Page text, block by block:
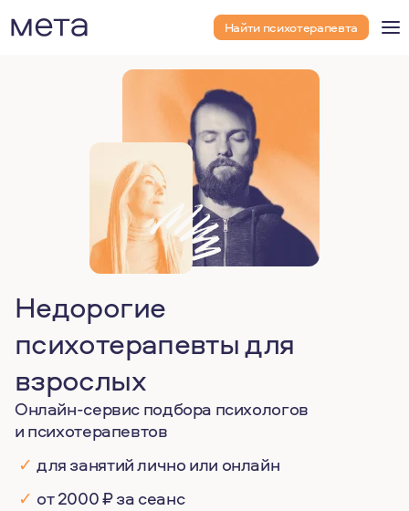
Найти психотерапевта
Недорогие
психотерапевты для
взрослых
Онлайн-сервис подбора психологов
и психотерапевтов
✓ для занятий лично или онлайн
✓ от 2000 ₽ за сеанс